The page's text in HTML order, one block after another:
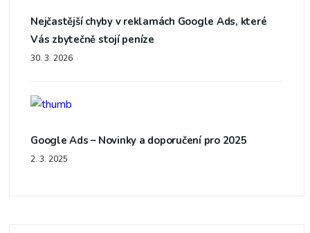
Nejčastější chyby v reklamách Google Ads, které
Vás zbytečně stojí peníze
30. 3. 2026
Google Ads – Novinky a doporučení pro 2025
2. 3. 2025